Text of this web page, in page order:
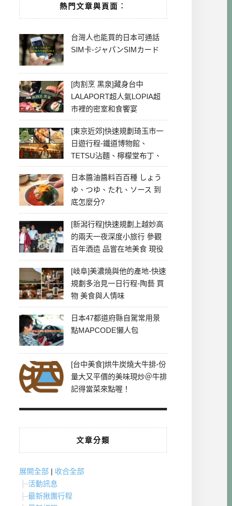
熱門文章與頁面︰
台灣人也能買的日本可通話
SIM卡-ジャパンSIMカード
[肉割烹 黑泉]藏身台中
LALAPORT超人氣LOPIA超
市裡的密室和食饗宴
[東京近郊]快速規劃琦玉市一
日遊行程-鐵道博物館、
TETSU沾麵、檸檬堂布丁、
冰川神社、美食彙整
日本醬油醬料百百種 しょう
ゆ、つゆ、たれ、ソース 到
底怎麼分?
[新潟行程]快速規劃上越妙高
的兩天一夜深度小旅行 參觀
百年酒造 品嘗在地美食 現役
最老牌電影院
[岐阜]美濃燒與他的產地-快速
規劃多治見一日行程-陶藝 買
物 美食與人情味
日本47都道府縣自駕常用景
點MAPCODE懶人包
[台中美食]烘牛炭燒大牛排-份
量大又平價的美味現炒＠牛排
記得當菜來點喔！
文章分類
展開全部 | 收合全部
活動訊息
最新揪團行程